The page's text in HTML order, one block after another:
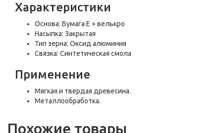
Характеристики
Основа: Бумага E + велькро
Насыпка: Закрытая
Тип зерна: Оксид алюминия
Связка: Синтетическая смола
Применение
Мягкая и твердая древесина.
Металлообработка.
Похожие товары